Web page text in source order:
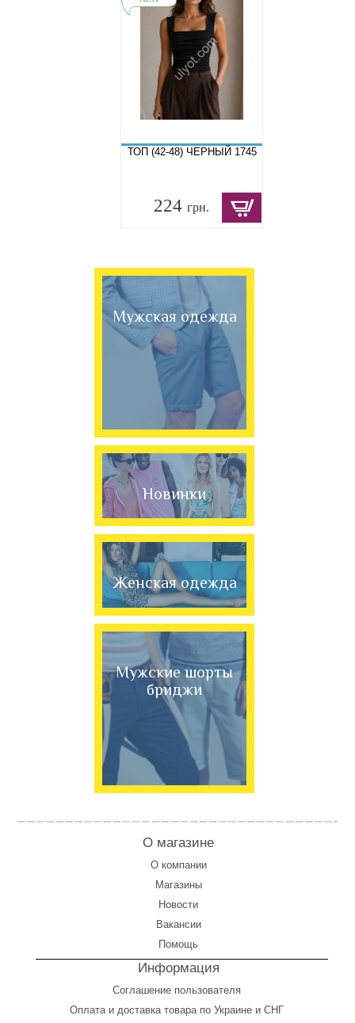
ТОП (42-48) ЧЕРНЫЙ 1745
224 грн.
Мужская одежда
Новинки
Женская одежда
Мужские шорты
бриджи
О магазине
О компании
Магазины
Новости
Вакансии
Помощь
Информация
Соглашение пользователя
Оплата и доставка товара по Украине и СНГ